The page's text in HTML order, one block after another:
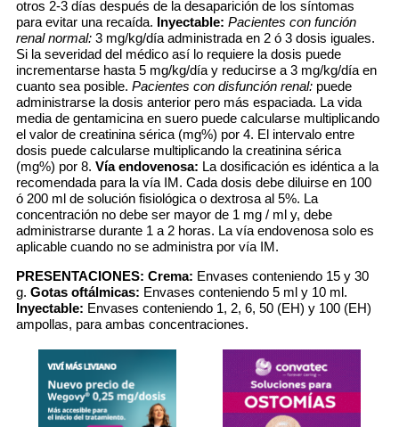
otros 2-3 días después de la desaparición de los síntomas
para evitar una recaída. Inyectable: Pacientes con función
renal normal: 3 mg/kg/día administrada en 2 ó 3 dosis iguales.
Si la severidad del médico así lo requiere la dosis puede
incrementarse hasta 5 mg/kg/día y reducirse a 3 mg/kg/día en
cuanto sea posible. Pacientes con disfunción renal: puede
administrarse la dosis anterior pero más espaciada. La vida
media de gentamicina en suero puede calcularse multiplicando
el valor de creatinina sérica (mg%) por 4. El intervalo entre
dosis puede calcularse multiplicando la creatinina sérica
(mg%) por 8. Vía endovenosa: La dosificación es idéntica a la
recomendada para la vía IM. Cada dosis debe diluirse en 100
ó 200 ml de solución fisiológica o dextrosa al 5%. La
concentración no debe ser mayor de 1 mg / ml y, debe
administrarse durante 1 a 2 horas. La vía endovenosa solo es
aplicable cuando no se administra por vía IM.
PRESENTACIONES: Crema: Envases conteniendo 15 y 30
g. Gotas oftálmicas: Envases conteniendo 5 ml y 10 ml.
Inyectable: Envases conteniendo 1, 2, 6, 50 (EH) y 100 (EH)
ampollas, para ambas concentraciones.